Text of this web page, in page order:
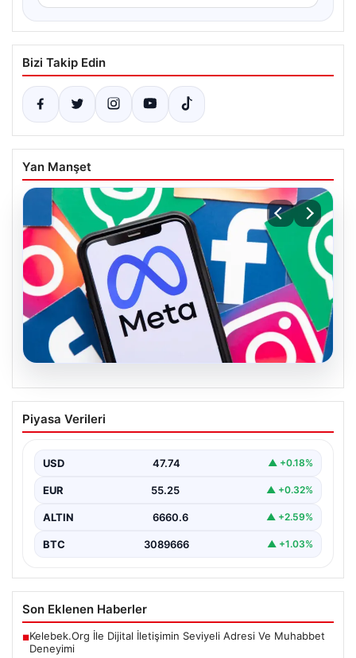
Bizi Takip Edin
Yan Manşet
Meta’ya çocuk güvenliği davasında 567
milyon dolar ceza
Piyasa Verileri
USD 47.74 ▲ +0.18%
EUR 55.25 ▲ +0.32%
ALTIN 6660.6 ▲ +2.59%
BTC 3089666 ▲ +1.03%
Son Eklenen Haberler
■Kelebek.Org İle Dijital İletişimin Seviyeli Adresi Ve Muhabbet
Deneyimi